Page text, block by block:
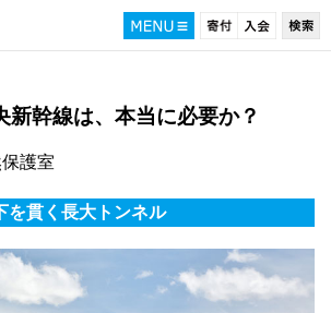
新幹線は、本当に必要か？
護室
を貫く長大トンネル